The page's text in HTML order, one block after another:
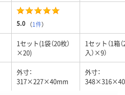
5.0 （1件）
1セット(1袋（20枚）
×20)
1セット（1箱
入）×9）
外寸：
317×227×40mm
外寸：